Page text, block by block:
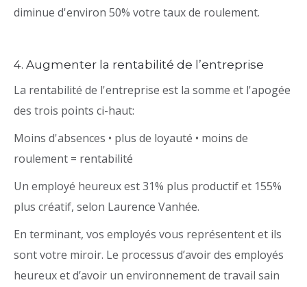
diminue d'environ 50% votre taux de roulement.
4. Augmenter la rentabilité de l’entreprise
La rentabilité de l'entreprise est la somme et l'apogée
des trois points ci-haut:
Moins d'absences • plus de loyauté • moins de
roulement = rentabilité
Un employé heureux est 31% plus productif et 155%
plus créatif, selon Laurence Vanhée.
En terminant, vos employés vous représentent et ils
sont votre miroir. Le processus d’avoir des employés
heureux et d’avoir un environnement de travail sain